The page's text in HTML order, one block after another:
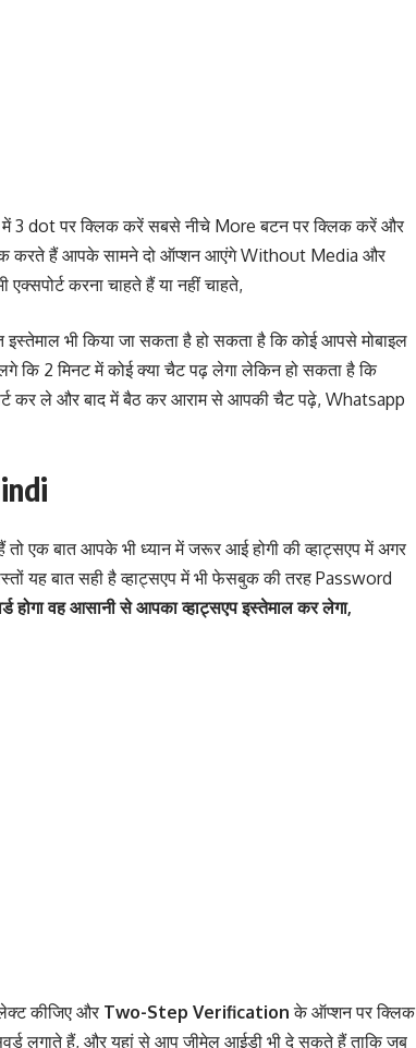
में 3 dot पर क्लिक करें सबसे नीचे More बटन पर क्लिक करें और
करते हैं आपके सामने दो ऑप्शन आएंगे Without Media और
करना चाहते हैं या नहीं चाहते,
भी किया जा सकता है हो सकता है कि कोई आपसे मोबाइल
2 मिनट में कोई क्या चैट पढ़ लेगा लेकिन हो सकता है कि
कर ले और बाद में बैठ कर आराम से आपकी चैट पढ़े, Whatsapp
एक बात आपके भी ध्यान में जरूर आई होगी की व्हाट्सएप में अगर
यह बात सही है व्हाट्सएप में भी फेसबुक की तरह Password
होगा वह आसानी से आपका व्हाट्सएप इस्तेमाल कर लेगा,
कीजिए और Two-Step Verification के ऑप्शन पर क्लिक
लगाते हैं, और यहां से आप जीमेल आईडी भी दे सकते हैं ताकि जब